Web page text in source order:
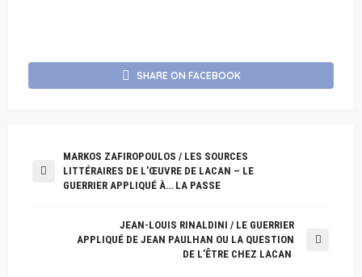
SHARE ON FACEBOOK
MARKOS ZAFIROPOULOS / LES SOURCES
LITTÉRAIRES DE L’ŒUVRE DE LACAN – LE
GUERRIER APPLIQUÉ À… LA PASSE
JEAN-LOUIS RINALDINI / LE GUERRIER
APPLIQUÉ DE JEAN PAULHAN OU LA QUESTION
DE L’ÊTRE CHEZ LACAN